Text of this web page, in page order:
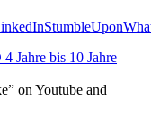
StumbleUpon
Jahre bis 10 Jahre
on Youtube and